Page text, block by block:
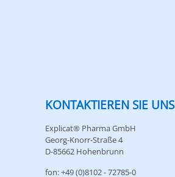
KONTAKTIEREN SIE UNS
Explicat® Pharma GmbH
Georg-Knorr-Straße 4
D-85662 Hohenbrunn
fon: +49 (0)8102 - 72785-0